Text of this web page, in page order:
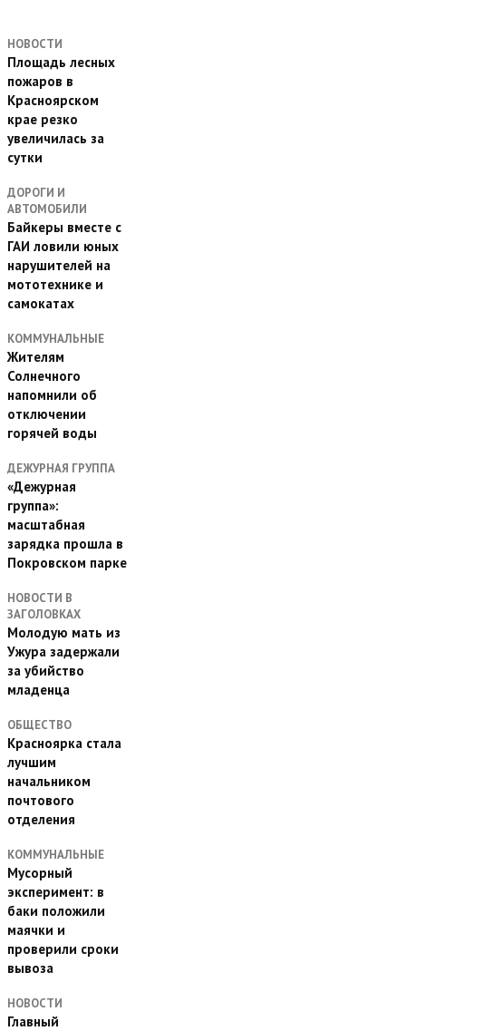
НОВОСТИ
Площадь лесных
пожаров в
Красноярском
крае резко
увеличилась за
сутки
ДОРОГИ И
АВТОМОБИЛИ
Байкеры вместе с
ГАИ ловили юных
нарушителей на
мототехнике и
самокатах
КОММУНАЛЬНЫЕ
Жителям
Солнечного
напомнили об
отключении
горячей воды
ДЕЖУРНАЯ ГРУППА
«Дежурная
группа»:
масштабная
зарядка прошла в
Покровском парке
НОВОСТИ В
ЗАГОЛОВКАХ
Молодую мать из
Ужура задержали
за убийство
младенца
ОБЩЕСТВО
Красноярка стала
лучшим
начальником
почтового
отделения
КОММУНАЛЬНЫЕ
Мусорный
эксперимент: в
баки положили
маячки и
проверили сроки
вывоза
НОВОСТИ
Главный